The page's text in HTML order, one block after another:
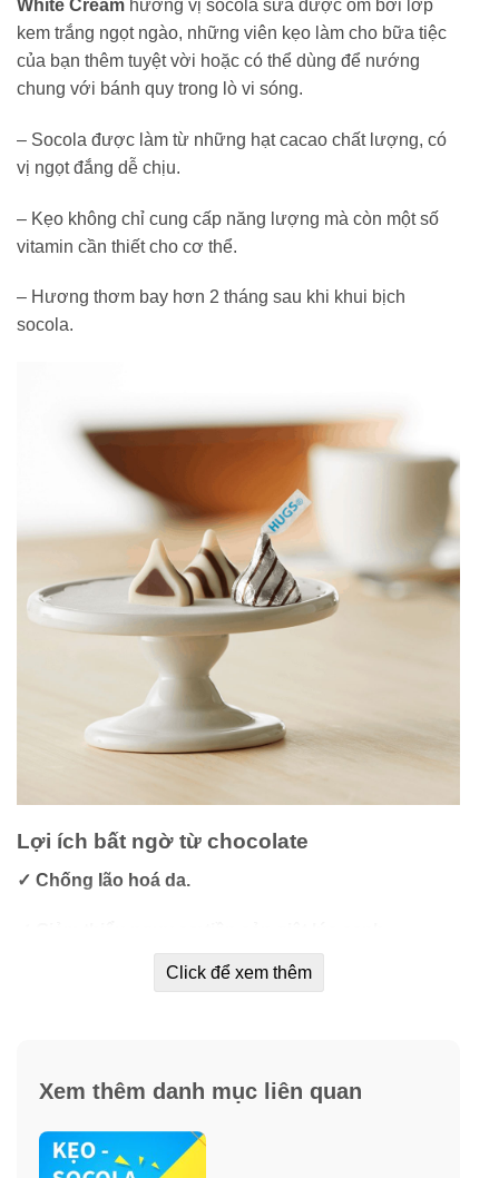
White Cream hương vị socola sữa được ôm bởi lớp
kem trắng ngọt ngào, những viên kẹo làm cho bữa tiệc
của bạn thêm tuyệt vời hoặc có thể dùng để nướng
chung với bánh quy trong lò vi sóng.
– Socola được làm từ những hạt cacao chất lượng, có
vị ngọt đắng dễ chịu.
– Kẹo không chỉ cung cấp năng lượng mà còn một số
vitamin cần thiết cho cơ thể.
– Hương thơm bay hơn 2 tháng sau khi khui bịch
socola.
Lợi ích bất ngờ từ chocolate
✓ Chống lão hoá da.
✓ Giảm cân hiệu quả.
✓ Tăng cường khả năng tuần hoàn máu.
✓ Cải thiện trí nhớ, giảm stress.
Click để xem thêm
Xem thêm danh mục liên quan